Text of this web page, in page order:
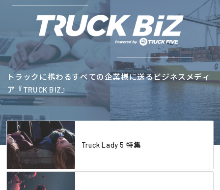
トラックに携わるすべての企業様に送るビジネスメディ
ア『TRUCK BIZ』
Truck Lady 5 特集